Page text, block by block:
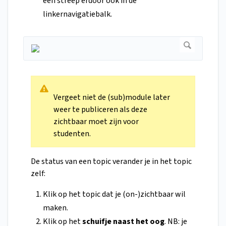
linkernavigatiebalk.
Vergeet niet de (sub)module later
weer te publiceren als deze
zichtbaar moet zijn voor
studenten.
De status van een topic verander je in het topic
zelf:
Klik op het topic dat je (on-)zichtbaar wil
maken.
Klik op hetschuifje naast het oog. NB: je